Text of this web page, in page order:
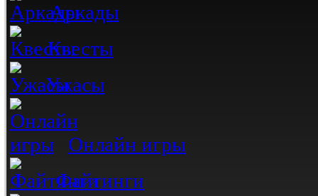
Аркады
Квесты
Ужасы
Онлайн игры
Файтинги